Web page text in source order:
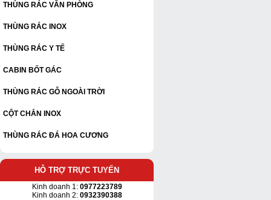
THÙNG RÁC VĂN PHÒNG
THÙNG RÁC INOX
THÙNG RÁC Y TẾ
CABIN BỐT GÁC
THÙNG RÁC GỖ NGOÀI TRỜI
CỘT CHẮN INOX
THÙNG RÁC ĐÁ HOA CƯƠNG
HỖ TRỢ TRỰC TUYẾN
Kinh doanh 1:0977223789
Kinh doanh 2: 0932390388